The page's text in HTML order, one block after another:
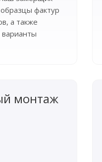
фактур
а также
монтаж